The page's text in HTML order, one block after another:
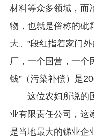
材料等众多领域，而
物，也就是俗称的砒
大。”段红指着家门
厂，一个国营，一个
钱”（污染补偿）是
这位农妇所说的国
业有限责任公司，这
是当地最大的锑业企